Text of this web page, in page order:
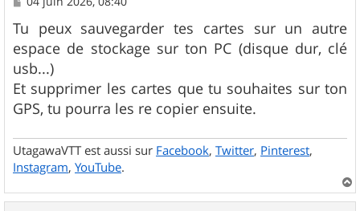
s
s
a
g
e
Tu peux sauvegarder tes cartes sur un autre
espace de stockage sur ton PC (disque dur, clé
usb...)
Et supprimer les cartes que tu souhaites sur ton
GPS, tu pourra les re copier ensuite.
UtagawaVTT est aussi sur Facebook, Twitter, Pinterest,
Instagram, YouTube.
a